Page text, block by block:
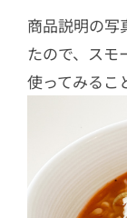
商品説明の写
たので、スモ
使ってみるこ